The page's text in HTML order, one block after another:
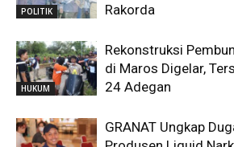
POLITIK
Rakorda
HUKUM
Rekonstruksi
di Maros Digelar,
24 Adegan
GRANAT Ungkap